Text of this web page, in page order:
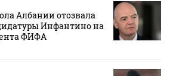
Албании отозвала
Инфантино на
ФИФА